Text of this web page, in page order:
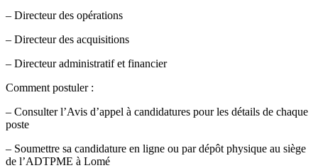
– Directeur des opérations
– Directeur des acquisitions
– Directeur administratif et financier
Comment postuler :
– Consulter l’Avis d’appel à candidatures pour les détails de chaque
poste
– Soumettre sa candidature en ligne ou par dépôt physique au siège
de l’ADTPME à Lomé